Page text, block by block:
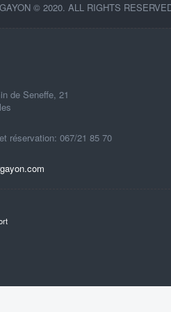
© 2020. ALL RIGHTS
de Seneffe, 21
réservation: 067/21 85 70